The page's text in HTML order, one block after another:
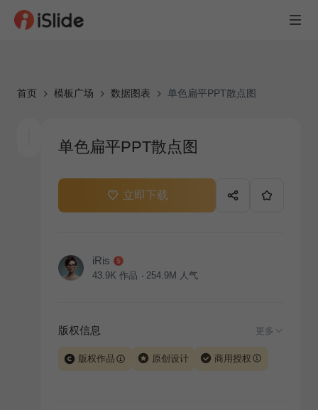
首页 模板广场 数据图表 单色扁平PPT散点图
单色扁平PPT散点图
立即下载
iRis
43.9K 作品 254.9M 人气
版权信息 更多
版权作品 原创设计 商用授权